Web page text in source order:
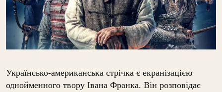
Українсько-американська стрічка є екранізацією
однойменного твору Івана Франка. Він розповідає